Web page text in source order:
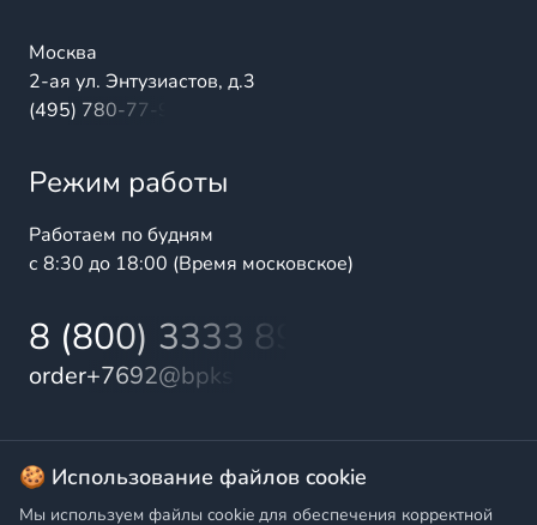
Москва
2-ая ул. Энтузиастов, д.3
(495) 780-77-98
Режим работы
Работаем по будням
с 8:30 до 18:00 (Время московское)
8 (800) 3333 899
order+7692@bpks.ru
© 2025 БалтПромКомплект — комплексные поставки
высококачественной продукции промышленного и
🍪 Использование файлов cookie
Мы используем файлы cookie для обеспечения корректной